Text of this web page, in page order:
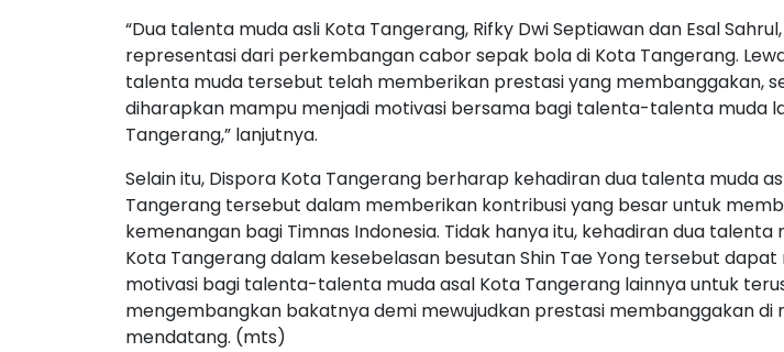
“Dua talenta muda asli Kota Tangerang, Rifky Dwi Septiawan dan Esal
representasi dari perkembangan cabor sepak bola di Kota Tangerang.
talenta muda tersebut telah memberikan prestasi yang membanggakan,
diharapkan mampu menjadi motivasi bersama bagi talenta-talenta muda
Tangerang,” lanjutnya.
Selain itu, Dispora Kota Tangerang berharap kehadiran dua talenta muda
Tangerang tersebut dalam memberikan kontribusi yang besar untuk
kemenangan bagi Timnas Indonesia. Tidak hanya itu, kehadiran dua talenta
Kota Tangerang dalam kesebelasan besutan Shin Tae Yong tersebut
motivasi bagi talenta-talenta muda asal Kota Tangerang lainnya untuk
mengembangkan bakatnya demi mewujudkan prestasi membanggakan di
mendatang. (mts)